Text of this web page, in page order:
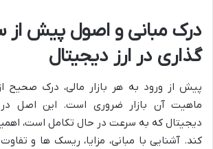
درک مبانی و اصول پیش از
گذاری در ارز دیجیتال
پیش از ورود به هر بازار مالی، درک صحیح
ماهیت آن بازار ضروری است. این اصل در
دیجیتال که به سرعت در حال تکامل است،
کند. آشنایی با مبانی، مزایا، ریسک ها و